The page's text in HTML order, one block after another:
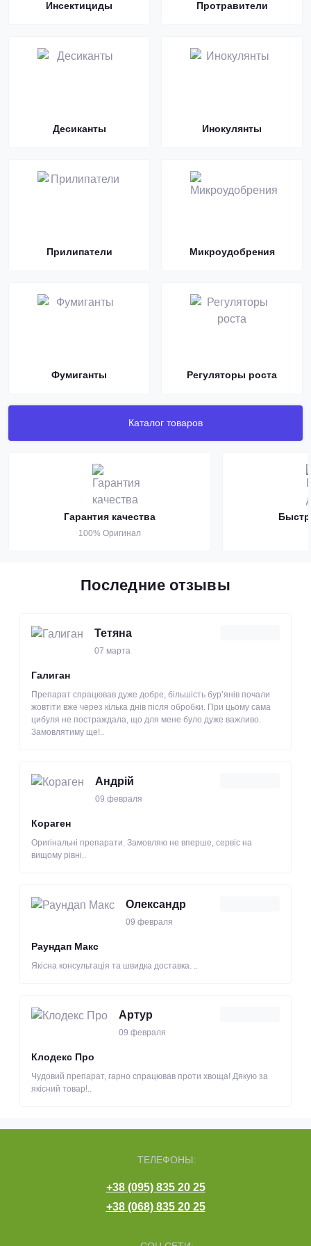
Инсектициды Протравители
Десиканты Инокулянты
Прилипатели Микроудобрения
Фумиганты Регуляторы роста
Каталог товаров
Гарантия качества
100% Оригинал
Последние отзывы
Тетяна
07 марта
Галиган
Препарат спрацював дуже добре, більшість бур’янів почали
жовтіти вже через кілька днів після обробки. При цьому сама
цибуля не постраждала, що для мене було дуже важливо.
Замовлятиму ще!..
Андрій
09 февраля
Кораген
Оригінальні препарати. Замовляю не вперше, сервіс на
вищому рівні..
Олександр
09 февраля
Раундап Макс
Якісна консультація та швидка доставка. ..
Артур
09 февраля
Клодекс Про
Чудовий препарат, гарно спрацював проти хвоща! Дякую за
якісний товар!..
ТЕЛЕФОНЫ:
+38 (095) 835 20 25
+38 (068) 835 20 25